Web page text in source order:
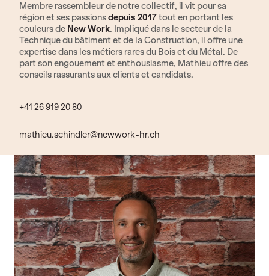
Membre rassembleur de notre collectif, il vit pour sa
région et ses passionsdepuis 2017tout en portant les
couleurs de New Work. Impliqué dans le secteur de la
Technique du bâtiment et de la Construction, il offre une
expertise dans les métiers rares du Bois et du Métal. De
part son engouement et enthousiasme, Mathieu offre des
conseils rassurants aux clients et candidats.
+41 26 919 20 80
mathieu.schindler@newwork-hr.ch